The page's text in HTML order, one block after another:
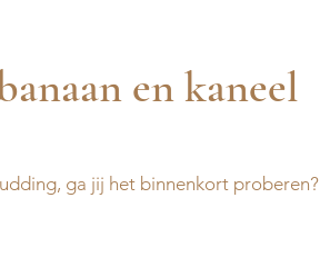
en kaneel
ga jij het binnenkort proberen?